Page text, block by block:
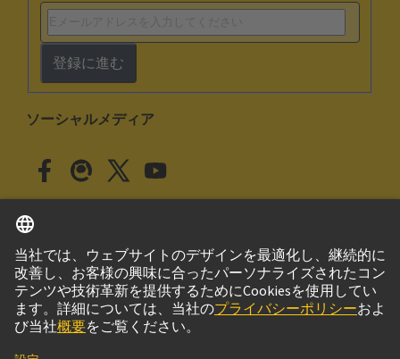
登録に進む
ソーシャルメディア
日本 日本語
© ハーティング株式会社